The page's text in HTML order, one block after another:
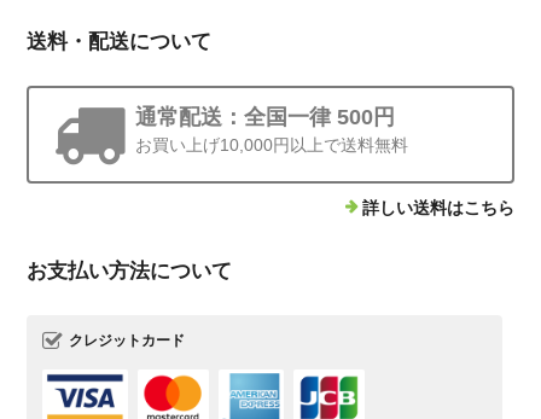
送料・配送について
通常配送：全国一律 500円
お買い上げ10,000円以上で送料無料
詳しい送料はこちら
お支払い方法について
クレジットカード